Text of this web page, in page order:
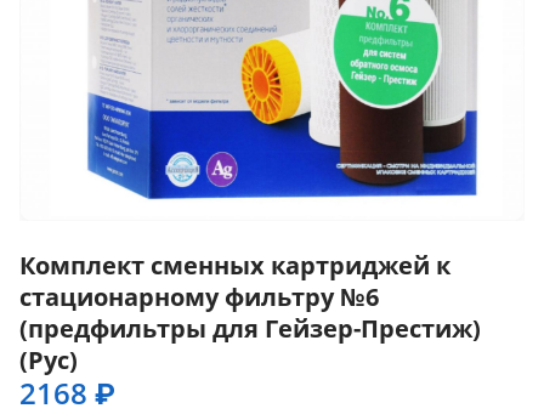
Комплект сменных картриджей к
стационарному фильтру №6
(предфильтры для Гейзер-Престиж)
(Рус)
2168 ₽